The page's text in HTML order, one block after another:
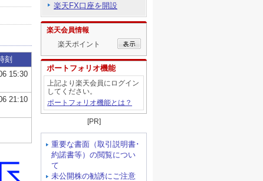
楽天FX口座を開設
楽天会員情報
楽天ポイント
ポートフォリオ機能
上記より楽天会員にログイン
してください。
ポートフォリオ機能とは？
[PR]
重要な書面（取引説明書･
約諾書等）の閲覧につい
て
未公開株の勧誘にご注意